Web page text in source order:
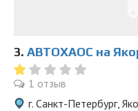
3. АВТОХАОС на
1 отзыв
г. Санкт-Петербург,